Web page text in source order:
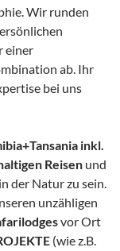
Wir runden
einer
ab. Ihr
bei uns
inkl.
Reisen und
der Natur zu sein.
unzähligen
vor Ort
(wie z.B.